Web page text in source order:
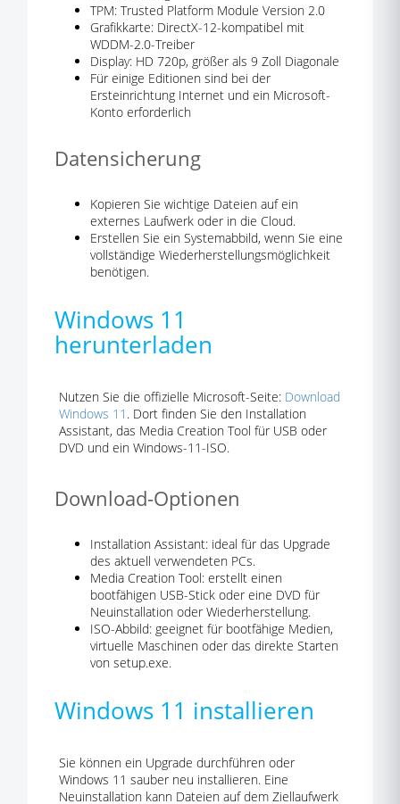
TPM: Trusted Platform Module Version 2.0
Grafikkarte: DirectX-12-kompatibel mit
WDDM-2.0-Treiber
Display: HD 720p, größer als 9 Zoll Diagonale
Für einige Editionen sind bei der
Ersteinrichtung Internet und ein Microsoft-
Konto erforderlich
Datensicherung
Kopieren Sie wichtige Dateien auf ein
externes Laufwerk oder in die Cloud.
Erstellen Sie ein Systemabbild, wenn Sie eine
vollständige Wiederherstellungsmöglichkeit
benötigen.
Windows 11
herunterladen
Nutzen Sie die offizielle Microsoft-Seite: Download
Windows 11 . Dort finden Sie den Installation
Assistant, das Media Creation Tool für USB oder
DVD und ein Windows-11-ISO.
Download-Optionen
Installation Assistant: ideal für das Upgrade
des aktuell verwendeten PCs.
Media Creation Tool: erstellt einen
bootfähigen USB-Stick oder eine DVD für
Neuinstallation oder Wiederherstellung.
ISO-Abbild: geeignet für bootfähige Medien,
virtuelle Maschinen oder das direkte Starten
von setup.exe.
Windows 11 installieren
Sie können ein Upgrade durchführen oder
Windows 11 sauber neu installieren. Eine
Neuinstallation kann Dateien auf dem Ziellaufwerk